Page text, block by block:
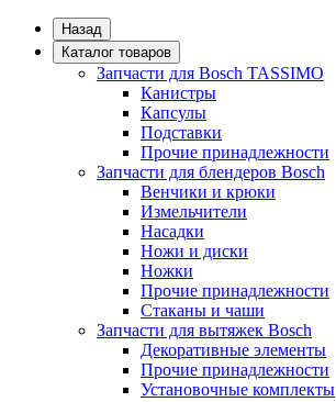
Назад
Каталог товаров
Запчасти для Bosch TASSIMO
Канистры
Капсулы
Подставки
Прочие принадлежности
Запчасти для блендеров Bosch
Венчики и крюки
Измельчители
Насадки
Ножи и диски
Ножки
Прочие принадлежности
Стаканы и чаши
Запчасти для вытяжек Bosch
Декоративные элементы
Прочие принадлежности
Установочные комплекты